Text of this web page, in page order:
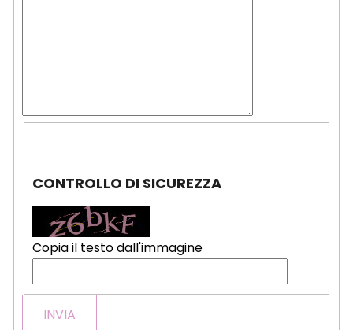
CONTROLLO DI SICUREZZA
Copia il testo dall'immagine
INVIA